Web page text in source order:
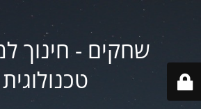
שחקים - חינוך
טכנולוגית